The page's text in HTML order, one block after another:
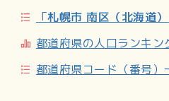
ではなく、この地を去る者や小
1885年には第2回の筑前移民が
この地に入植した。しかし1889
23年）ころから、南1条西3丁目
「札幌市 南区（北海道）
都道府県の人口ランキン
都道府県コード（番号）